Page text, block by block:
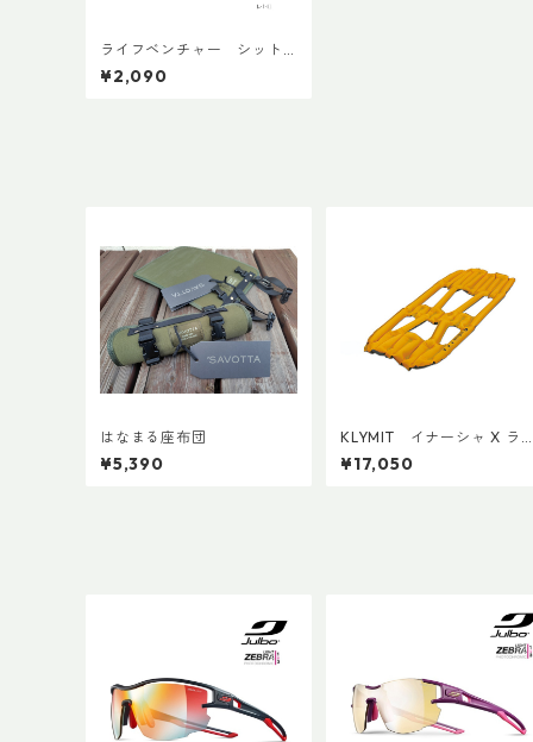
ライフベンチャー シット
マット
¥2,090
はなまる座布団
¥5,390
KLYMIT イナーシャ X ラ
ト
¥17,050